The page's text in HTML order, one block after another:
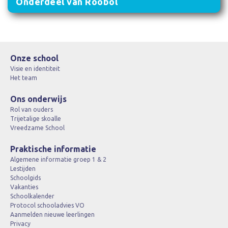
Onze school
Visie en identiteit
Het team
Ons onderwijs
Rol van ouders
Trijetalige skoalle
Vreedzame School
Praktische informatie
Algemene informatie groep 1 & 2
Lestijden
Schoolgids
Vakanties
Schoolkalender
Protocol schooladvies VO
Aanmelden nieuwe leerlingen
Privacy